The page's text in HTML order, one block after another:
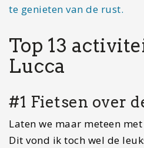
te genieten van de rust.
Top 13
Lucca
#1 Fietsen over
Laten we maar meteen
Dit vond ik toch wel de